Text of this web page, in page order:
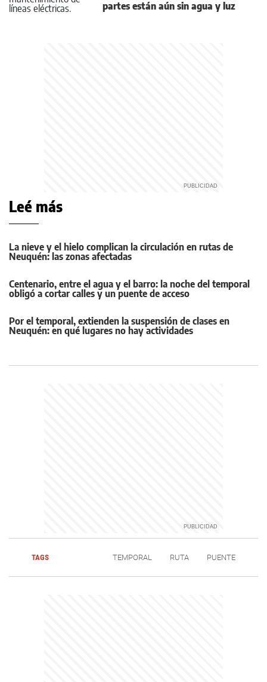
partes están aún sin agua y luz
Leé más
La nieve y el hielo complican la circulación en rutas de
Neuquén: las zonas afectadas
Centenario, entre el agua y el barro: la noche del temporal
obligó a cortar calles y un puente de acceso
Por el temporal, extienden la suspensión de clases en
Neuquén: en qué lugares no hay actividades
TAGS TEMPORAL RUTA PUENTE